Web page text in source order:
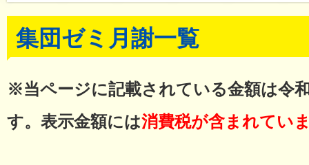
集団ゼミ月謝一覧
※当ページに記載されている金額は令
す。表示金額には消費税が含まれてい